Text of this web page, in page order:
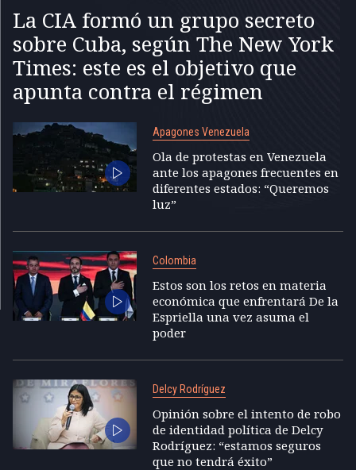
La CIA formó un grupo secreto
sobre Cuba, según The New York
Times: este es el objetivo que
apunta contra el régimen
Apagones Venezuela
Ola de protestas en Venezuela
ante los apagones frecuentes en
diferentes estados: “Queremos
luz”
Colombia
Estos son los retos en materia
económica que enfrentará De la
Espriella una vez asuma el
poder
Delcy Rodríguez
Opinión sobre el intento de robo
de identidad política de Delcy
Rodríguez: “estamos seguros
que no tendrá éxito”